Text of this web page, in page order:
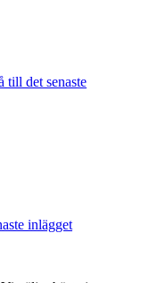
till det senaste
inlägget